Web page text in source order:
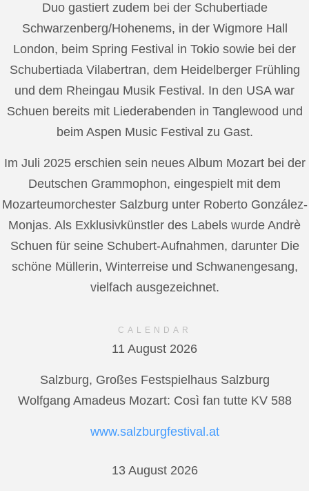
Duo gastiert zudem bei der Schubertiade
Schwarzenberg/Hohenems, in der Wigmore Hall
London, beim Spring Festival in Tokio sowie bei der
Schubertiada Vilabertran, dem Heidelberger Frühling
und dem Rheingau Musik Festival. In den USA war
Schuen bereits mit Liederabenden in Tanglewood und
beim Aspen Music Festival zu Gast.
Im Juli 2025 erschien sein neues Album Mozart bei der
Deutschen Grammophon, eingespielt mit dem
Mozarteumorchester Salzburg unter Roberto González-
Monjas. Als Exklusivkünstler des Labels wurde Andrè
Schuen für seine Schubert-Aufnahmen, darunter Die
schöne Müllerin, Winterreise und Schwanengesang,
vielfach ausgezeichnet.
CALENDAR
11 August 2026
Salzburg, Großes Festspielhaus Salzburg
Wolfgang Amadeus Mozart: Così fan tutte KV 588
www.salzburgfestival.at
13 August 2026